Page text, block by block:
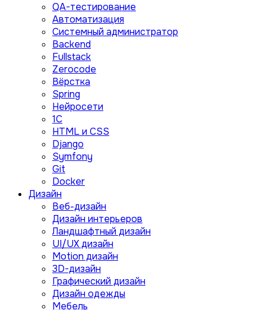
QA-тестирование
Автоматизация
Системный администратор
Backend
Fullstack
Zerocode
Вёрстка
Spring
Нейросети
1C
HTML и CSS
Django
Symfony
Git
Docker
Дизайн
Веб-дизайн
Дизайн интерьеров
Ландшафтный дизайн
UI/UX дизайн
Motion дизайн
3D-дизайн
Графический дизайн
Дизайн одежды
Мебель